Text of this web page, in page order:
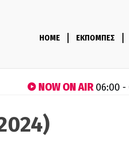
HOME ΕΚΠΟΜΠΕΣ
NOW ON AIR06:00